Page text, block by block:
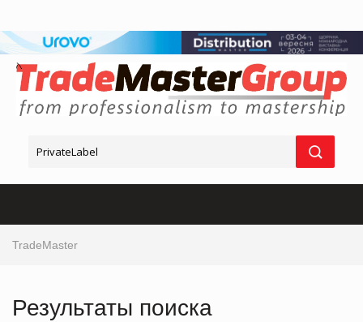
TradeMaster
Результаты поиска